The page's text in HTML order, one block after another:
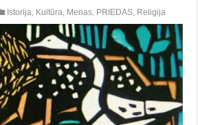
Istorija, Kultūra, Menas, PRIEDAS, Religija